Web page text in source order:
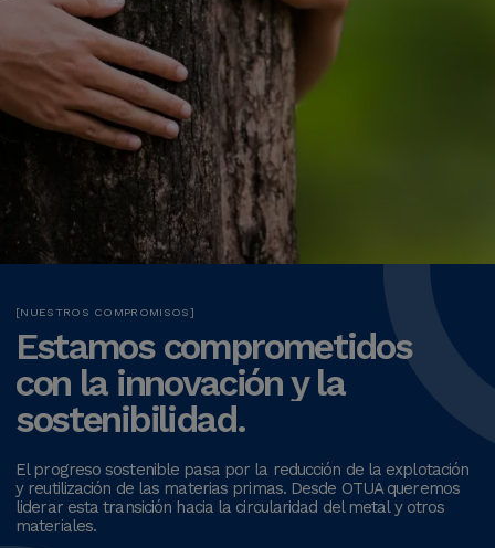
NUESTROS COMPROMISOS
Estamos comprometidos
con la innovaciónyla
sostenibilidad.
El progreso sostenible pasa por la reducción de la explotación
y reutilización de las materias primas. Desde OTUA queremos
liderar esta transición hacia la circularidad del metal y otros
materiales.